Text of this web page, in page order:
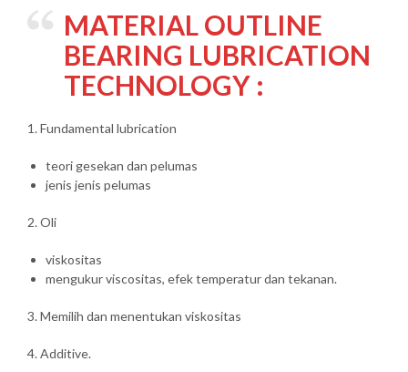
MATERIAL OUTLINE
BEARING LUBRICATION
TECHNOLOGY :
1. Fundamental lubrication
teori gesekan dan pelumas
jenis jenis pelumas
2. Oli
viskositas
mengukur viscositas, efek temperatur dan tekanan.
3. Memilih dan menentukan viskositas
4. Additive.